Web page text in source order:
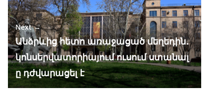
Next →
Անձրևից հետո առաջացած մեղեդին․
կոնսերվատորիայում ուսում ստանալ
ը դժվարացել է